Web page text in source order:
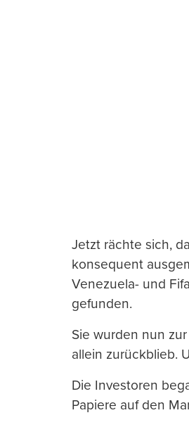
Jetzt rächte sich,
konsequent
Venezuela- und
gefunden.
Sie wurden nun
allein zurückblieb.
Die Investoren
Papiere auf den